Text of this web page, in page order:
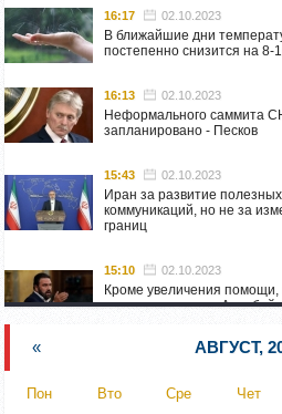
16:17 02.10.2023
В ближайшие дни
постепенно снизится на 8-
16:13 02.10.2023
Неформального саммита
запланировано - Песков
15:43 02.10.2023
Иран за развитие
коммуникаций, но не за
границ
15:10 02.10.2023
Кроме увеличения
пресечению угроз
Азербайджан обстреляли
перевозивший
« АВГУСТ,
Пон Вто Сре Чет